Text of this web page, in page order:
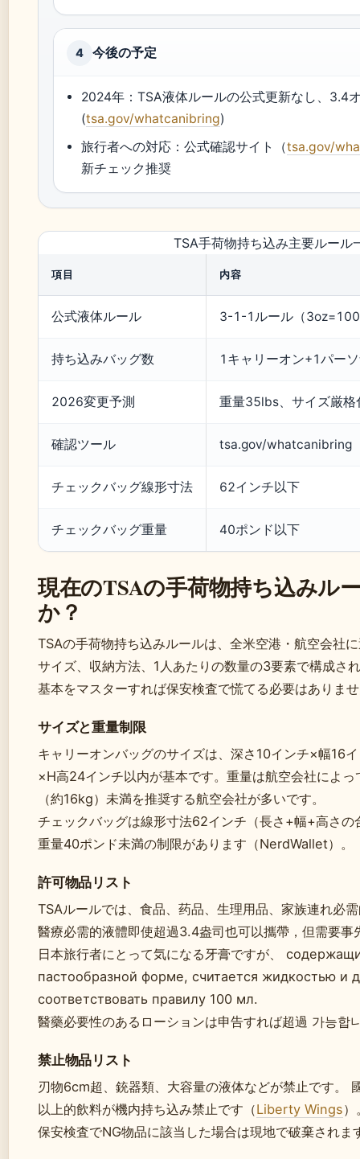
4 今後の予定
2024年：TSA液体ルールの公式更新なし、3.4
(tsa.gov/whatcanibring)
旅行者への対応：公式確認サイト（tsa.gov/
新チェック推奨
TSA手荷物持ち込み主要ルール
項目 内容
公式液体ルール 3-1-1ルール（
持ち込みバッグ数 1キャリーオン+1パー
2026変更予測 重量35lbs、サイズ厳
確認ツール tsa.gov/whatcanibring
チェックバッグ線形寸法 62インチ以下
チェックバッグ重量 40ポンド以下
現在のTSAの手荷物持ち込みル
か？
TSAの手荷物持ち込みルールは、全米空港・航空会社
サイズ、収納方法、1人あたりの数量の3要素で構成さ
基本をマスターすれば保安検査で慌てる必要はありま
サイズと重量制限
キャリーオンバッグのサイズは、深さ10インチ×幅16
×H高24インチ以内が基本です。重量は航空会社によ
（約16kg）未満を推奨する航空会社が多いです。
チェックバッグは線形寸法62インチ（長さ+幅+高さの
重量40ポンド未満の制限があります（NerdWallet）。
許可物品リスト
TSAルールでは、食品、药品、生理用品、家族連れ必
醫療必需的液體即使超過3.4盎司也可以攜帶，但需要事
日本旅行者にとって気になる牙膏ですが、
пастообразной форме, считается жидкостью и
соответствовать правилу 100 мл.
醫藥必要性のあるローションは申告すれば超過 가능합
禁止物品リスト
刃物6cm超、銃器類、大容量の液体などが禁止です。
以上的飲料が機内持ち込み禁止です（Liberty Wings）
保安検査でNG物品に該当した場合は現地で破棄されま